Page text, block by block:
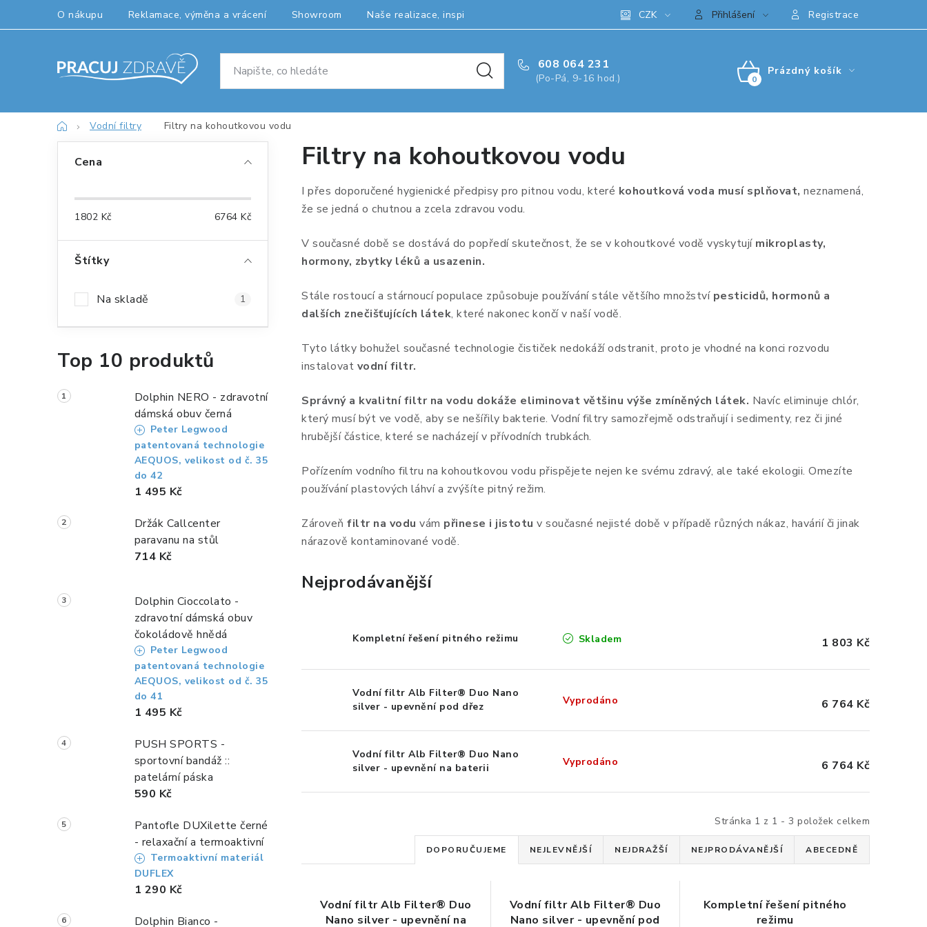
O nákupu Reklamace, výměna a vrácení Showroom Naše realizace, inspirace a návody CZK Přihlášení Registrace
608 064 231
(Po-Pá, 9-16 hod.)
NÁKUPNÍ
Prázdný košík
DomůVodní filtry Filtry na kohoutkovou vodu
t
n
í
p
Cena
1802 Kč 6764 Kč
Štítky
Na skladě 1
Top 10 produktů
Dolphin NERO - zdravotní
dámská obuv černá
Peter Legwood
patentovaná technologie
AEQUOS, velikost od č. 35
do 42
1 495 Kč
Držák Callcenter
paravanu na stůl
714 Kč
Dolphin Cioccolato -
zdravotní dámská obuv
čokoládově hnědá
Peter Legwood
patentovaná technologie
AEQUOS, velikost od č. 35
do 41
1 495 Kč
PUSH SPORTS -
sportovní bandáž ::
patelární páska
590 Kč
Pantofle DUXilette černé
- relaxační a termoaktivní
Termoaktivní materiál
DUFLEX
1 290 Kč
Dolphin Bianco -
Filtry na kohoutkovou vodu
I přes doporučené hygienické předpisy pro pitnou vodu, které kohoutková voda musí splňovat, neznamená,
že se jedná o chutnou a zcela zdravou vodu.
V současné době se dostává do popředí skutečnost, že se v kohoutkové vodě vyskytují mikroplasty,
hormony, zbytky léků a usazenin.
Stále rostoucí a stárnoucí populace způsobuje používání stále většího množství pesticidů, hormonů a
dalších znečišťujících látek, které nakonec končí v naší vodě.
Tyto látky bohužel současné technologie čističek nedokáží odstranit, proto je vhodné na konci rozvodu
instalovat vodní filtr.
Správný a kvalitní filtr na vodu dokáže eliminovat většinu výše zmíněných látek. Navíc eliminuje chlór,
který musí být ve vodě, aby se nešířily bakterie. Vodní filtry samozřejmě odstraňují i sedimenty, rez či jiné
hrubější částice, které se nacházejí v přívodních trubkách.
Pořízením vodního filtru na kohoutkovou vodu přispějete nejen ke svému zdravý, ale také ekologii. Omezíte
používání plastových láhví a zvýšíte pitný režim.
Zároveň filtr na vodu vám přinese i jistotu v současné nejisté době v případě různých nákaz, havárií či jinak
nárazově kontaminované vodě.
Nejprodávanější
Kompletní řešení pitného režimu Skladem 1 803 Kč
Vodní filtr Alb Filter® Duo Nano
silver - upevnění pod dřez
Vyprodáno 6 764 Kč
Vodní filtr Alb Filter® Duo Nano
silver - upevnění na baterii
Vyprodáno 6 764 Kč
Stránka 1 z 1 - 3 položek celkem
Ř
a
z
DOPORUČUJEME NEJLEVNĚJŠÍ NEJDRAŽŠÍ NEJPRODÁVANĚJŠÍ ABECEDNĚ
Vodní filtr Alb Filter® Duo
Nano silver - upevnění na
Vodní filtr Alb Filter® Duo
Nano silver - upevnění pod
Kompletní řešení pitného
režimu